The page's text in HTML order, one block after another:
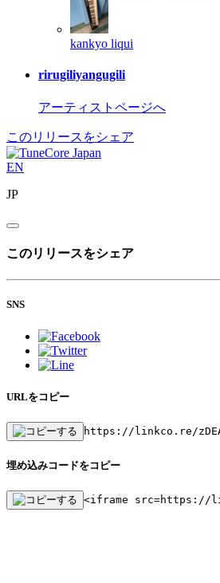
kankyo liqui
rirugiliyangugili
アーティストページへ
このリリースをシェア
EN
JP
このリリースをシェア
SNS
URLをコピー
https://linkco.re/
埋め込みコードをコピー
<iframe src=https://